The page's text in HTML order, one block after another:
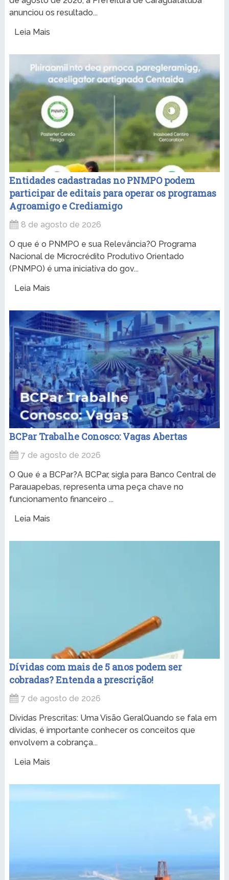
anunciou os resultado...
Leia Mais
Entidades cadastradas no PNMPO podem
participar de editais para operar os programas
Agroamigo e Crediamigo
8 de agosto de 2026
O que é o PNMPO e sua Relevância?O Programa
Nacional de Microcrédito Produtivo Orientado
(PNMPO) é uma iniciativa do gov...
Leia Mais
BCPar Trabalhe Conosco: Vagas Abertas
7 de agosto de 2026
O Que é a BCPar?A BCPar, sigla para Banco Central de
Parauapebas, representa uma peça chave no
funcionamento financeiro ...
Leia Mais
Dívidas com mais de 5 anos podem ser
cobradas? Entenda a prescrição!
7 de agosto de 2026
Dívidas Prescritas: Uma Visão GeralQuando se fala em
dívidas, é importante conhecer os conceitos que
envolvem a cobrança...
Leia Mais